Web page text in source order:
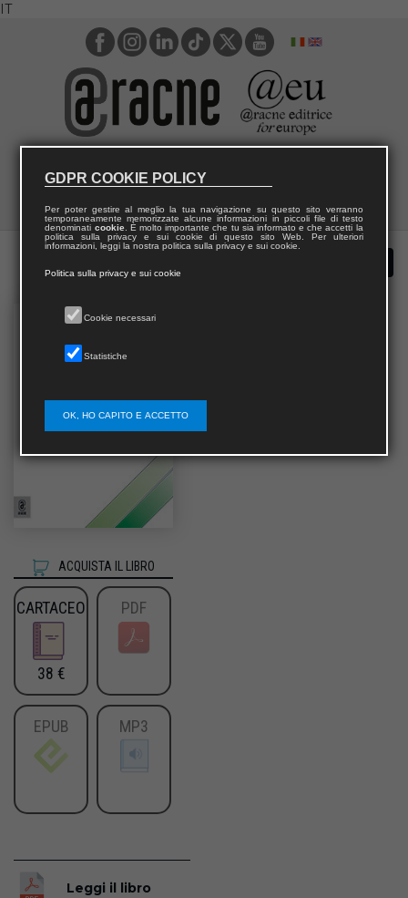
IT
ACQUISTA IL LIBRO
CARTACEO
38 €
PDF
EPUB MP3
Leggi il libro
GDPR COOKIE POLICY
Per poter gestire al meglio la tua navigazione su questo sito verranno
temporaneamente memorizzate alcune informazioni in piccoli file di testo
denominati cookie. È molto importante che tu sia informato e che accetti la
politica sulla privacy e sui cookie di questo sito Web. Per ulteriori
informazioni, leggi la nostra politica sulla privacy e sui cookie.
Politica sulla privacy e sui cookie
Cookie necessari
Statistiche
OK, HO CAPITO E ACCETTO